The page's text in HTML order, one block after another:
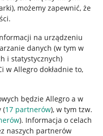
, możemy zapewnić, że
na urządzeniu
danych (w tym w
i statystycznych)
w Allegro dokładnie to,
będzie Allegro a w
(17 partnerów), w tym tzw.
). Informacja o celach
naszych partnerów
Regulamin
Polityka plików